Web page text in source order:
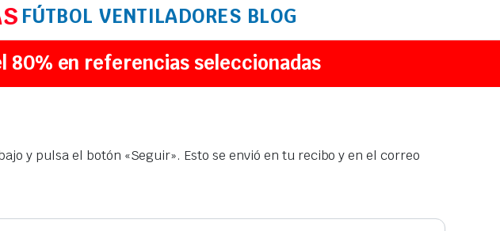
FÚTBOL VENTILADORES BLOG
en referencias seleccionadas
y pulsa el botón «Seguir». Esto se envió en tu recibo y en el correo